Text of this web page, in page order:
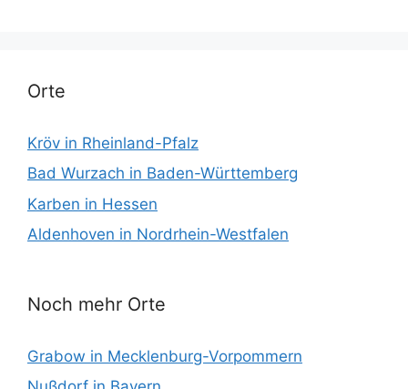
Orte
Kröv in Rheinland-Pfalz
Bad Wurzach in Baden-Württemberg
Karben in Hessen
Aldenhoven in Nordrhein-Westfalen
Noch mehr Orte
Grabow in Mecklenburg-Vorpommern